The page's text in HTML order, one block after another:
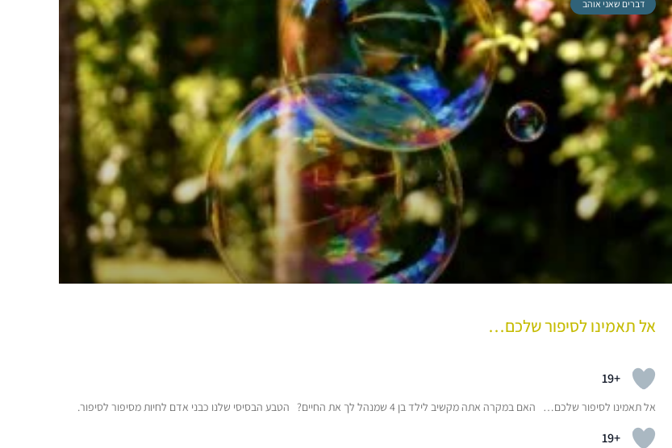
דברים שאני אוהב
אל תאמינו לסיפור שלכם…
+19
אל תאמינו לסיפור שלכם… האם במקרה אתה מקשיב לילד בן 4 שמנהל לך את החיים? הטבע הבסיסי שלנו כבני אדם לחיות מסיפור לסיפור.
+19